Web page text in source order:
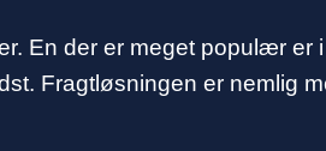
En der er meget populær er
Fragtløsningen er nemlig